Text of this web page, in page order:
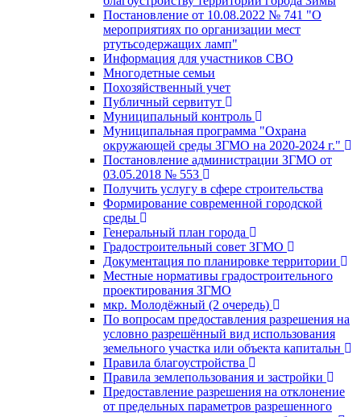
Постановление от 10.08.2022 № 741 "О
мероприятиях по организации мест
ртутьсодержащих ламп"
Информация для участников СВО
Многодетные семьи
Похозяйственный учет
Публичный сервитут
Муниципальный контроль
Муниципальная программа "Охрана
окружающей среды ЗГМО на 2020-2024 г."
Постановление администрации ЗГМО от
03.05.2018 № 553
Получить услугу в сфере строительства
Формирование современной городской
среды
Генеральный план города
Градостроительный совет ЗГМО
Документация по планировке территории
Местные нормативы градостроительного
проектирования ЗГМО
мкр. Молодёжный (2 очередь)
По вопросам предоставления разрешения на
условно разрешённый вид использования
земельного участка или объекта капитальн
Правила благоустройства
Правила землепользования и застройки
Предоставление разрешения на отклонение
от предельных параметров разрешенного